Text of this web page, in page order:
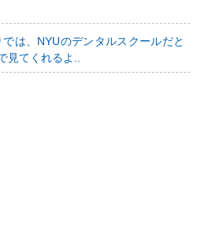
は、NYUのデンタルスクールだと
見てくれるよ..